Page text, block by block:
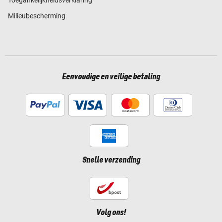
Milieubescherming
Eenvoudige en veilige betaling
Snelle verzending
Volg ons!